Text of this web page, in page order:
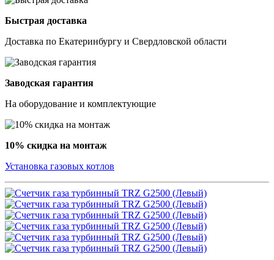
Быстрая доставка
Доставка по Екатеринбургу и Свердловской области
Заводская гарантия
На оборудование и комплектующие
10% скидка на монтаж
Установка газовых котлов